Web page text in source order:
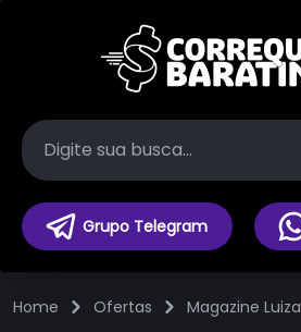
Grupo Telegram
Home Ofertas Magazine Luiza